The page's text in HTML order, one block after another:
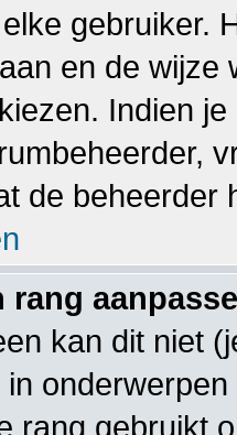
gebruiker.
en de
Indien
de beheerder
rang
kan dit niet
rang gebruikt